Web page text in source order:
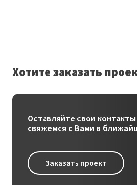
Хотите заказать
Оставляйте свои
свяжемся с Вами в
Заказать проект